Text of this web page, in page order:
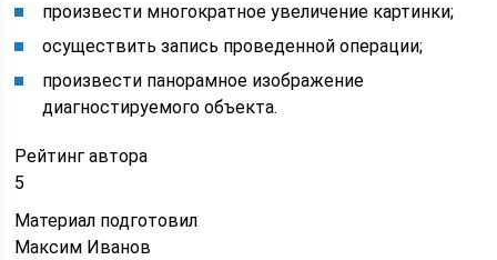
произвести многократное увеличение картинки;
осуществить запись проведенной операции;
произвести панорамное изображение
диагностируемого объекта.
Рейтинг автора
5
Материал подготовил
Максим Иванов